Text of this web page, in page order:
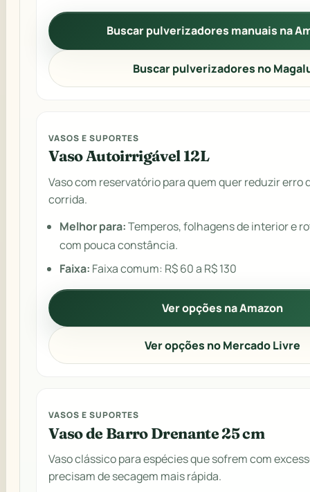
Buscar pulverizadores manuais na
Buscar pulverizadores no
VASOS E SUPORTES
Vaso Autoirrigável 12L
Vaso com reservatório para quem quer reduzir erro
corrida.
Melhor para:Temperos, folhagens de interior e
com pouca constância.
Faixa: Faixa comum: R$ 60 a R$ 130
Ver opções na Amazon
Ver opções no Mercado Livre
VASOS E SUPORTES
Vaso de Barro Drenante 25 cm
Vaso clássico para espécies que sofrem com
precisam de secagem mais rápida.